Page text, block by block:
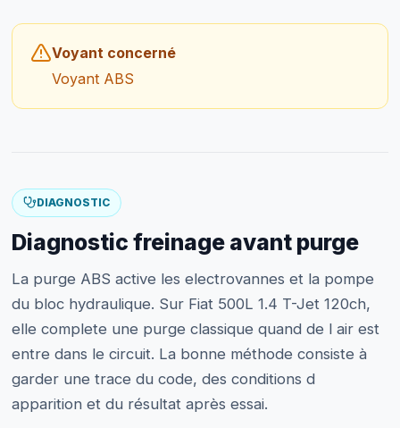
Voyant concerné
Voyant ABS
DIAGNOSTIC
Diagnostic freinage avant purge
La purge ABS active les electrovannes et la pompe
du bloc hydraulique. Sur Fiat 500L 1.4 T-Jet 120ch,
elle complete une purge classique quand de l air est
entre dans le circuit. La bonne méthode consiste à
garder une trace du code, des conditions d
apparition et du résultat après essai.